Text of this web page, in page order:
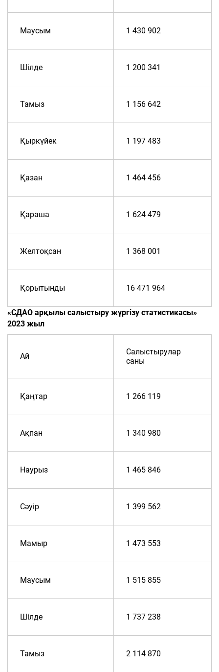
Маусым 1 430 902
Шілде 1 200 341
Тамыз 1 156 642
Қыркүйек 1 197 483
Қазан 1 464 456
Қараша 1 624 479
Желтоқсан 1 368 001
Қорытынды 16 471 964
«СДАО арқылы салыстыру жүргізу статистикасы»
2023 жыл
Ай
Салыстырулар
саны
Қаңтар 1 266 119
Ақпан 1 340 980
Наурыз 1 465 846
Сәуір 1 399 562
Мамыр 1 473 553
Маусым 1 515 855
Шілде 1 737 238
Тамыз 2 114 870